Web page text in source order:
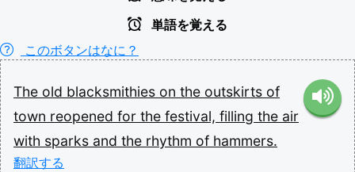
単語を覚える
このボタンはなに？
The old blacksmithies on the outskirts of
town reopened for the festival, filling the air
with sparks and the rhythm of hammers.
翻訳する